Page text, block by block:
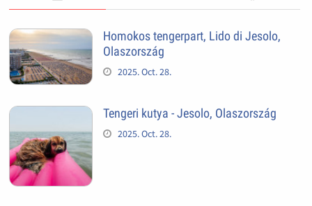
Homokos tengerpart, Lido di Jesolo,
Olaszország
2025. Oct. 28.
Tengeri kutya - Jesolo, Olaszország
2025. Oct. 28.